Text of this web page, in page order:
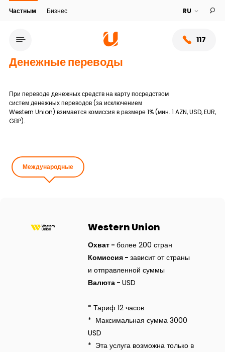
Частным Бизнес
117
Устойчивость
Кешбэк
Тарифы
Кадровые ресурсы
Связь с банком
Денежные переводы
При переводе денежных средств на карту посредством
систем денежных переводов (за исключением
Western Union) взимается комиссия в размере 1% (мин. 1 AZN, USD, EUR,
GBP).
Международные
Western Union
Охват -более 200 стран
Комиссия -зависит от страны
и отправленной суммы
Валюта -USD
* Тариф 12 часов
* Максимальная сумма 3000
USD
* Эта услуга возможна только в